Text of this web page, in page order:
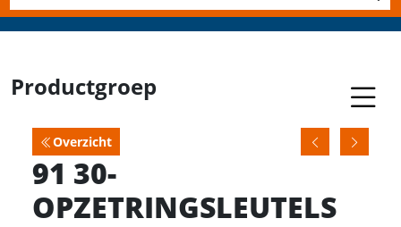
Productgroep
Overzicht
91 30-
OPZETRINGSLEUTELS